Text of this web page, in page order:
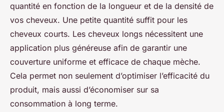
quantité en fonction de la longueur et de la densité de
vos cheveux. Une petite quantité suffit pour les
cheveux courts. Les cheveux longs nécessitent une
application plus généreuse afin de garantir une
couverture uniforme et efficace de chaque mèche.
Cela permet non seulement d’optimiser l’efficacité du
produit, mais aussi d’économiser sur sa
consommation à long terme.